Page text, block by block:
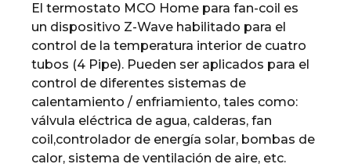
El termostato MCO Home para fan-coil es
un dispositivo Z-Wave habilitado para el
control de la temperatura interior de cuatro
tubos (4 Pipe). Pueden ser aplicados para el
control de diferentes sistemas de
calentamiento / enfriamiento, tales como:
válvula eléctrica de agua, calderas, fan
coil,controlador de energía solar, bombas de
calor, sistema de ventilación de aire, etc.